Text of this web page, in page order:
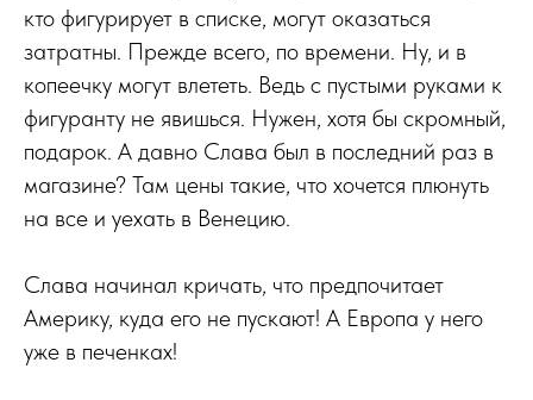
кто фигурирует в списке, могут оказаться
затратны. Прежде всего, по времени. Ну, и в
копеечку могут влететь. Ведь с пустыми руками к
фигуранту не явишься. Нужен, хотя бы скромный,
подарок. А давно Слава был в последний раз в
магазине? Там цены такие, что хочется плюнуть
на все и уехать в Венецию.
Слава начинал кричать, что предпочитает
Америку, куда его не пускают! А Европа у него
уже в печенках!